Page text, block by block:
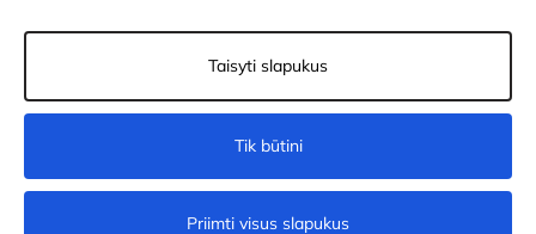
Nėra
Lojalumo kortelės Prekių grąžinimas
Slapukų nustatymai
Taisyti slapukus
Tik būtini
Priimti visus slapukus